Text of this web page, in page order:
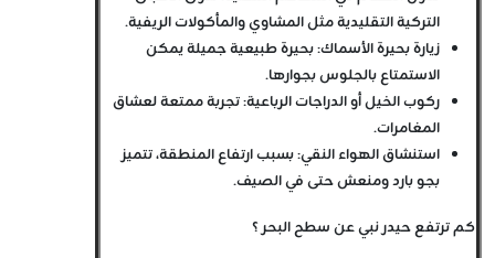
التركية التقليدية مثل المشاوي والمأكولات الريفية.
زيارة بحيرة الأسماك: بحيرة طبيعية جميلة يمكن
الاستمتاع بالجلوس بجوارها.
ركوب الخيل أو الدراجات الرباعية: تجربة ممتعة لعشاق
المغامرات.
استنشاق الهواء النقي: بسبب ارتفاع المنطقة، تتميز
بجو بارد ومنعش حتى في الصيف.
كم ترتفع حيدر نبي عن سطح البحر ؟